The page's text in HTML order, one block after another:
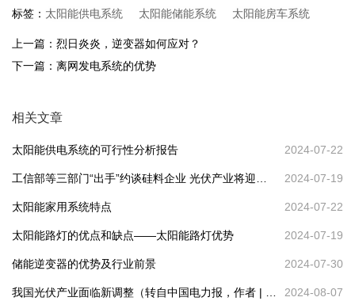
标签： 太阳能供电系统 太阳能储能系统 太阳能房车系统
上一篇： 烈日炎炎，逆变器如何应对？
下一篇： 离网发电系统的优势
相关文章
2024-07-22
太阳能供电系统的可行性分析报告
2024-07-19
工信部等三部门“出手”约谈硅料企业 光伏产业将迎新
变局？ 2024-07-22
太阳能家用系统特点
2024-07-19
太阳能路灯的优点和缺点——太阳能路灯优势
2024-07-30
储能逆变器的优势及行业前景
2024-08-07
我国光伏产业面临新调整（转自中国电力报，作者 | 邱